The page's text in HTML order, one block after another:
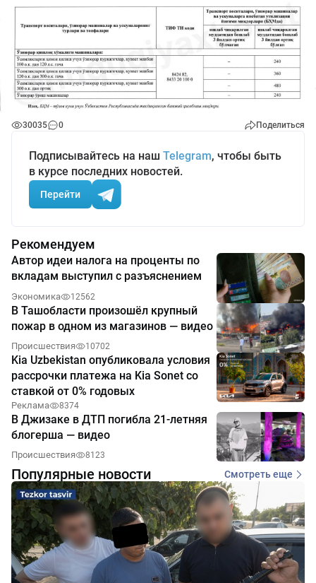
30035 0 Поделиться
Подписывайтесь на наш Telegram, чтобы быть
в курсе последних новостей.
Перейти
Рекомендуем
Автор идеи налога на проценты по
вкладам выступил с разъяснением
Экономика 12562
В Ташобласти произошёл крупный
пожар в одном из магазинов — видео
Происшествия 10702
Kia Uzbekistan опубликовала условия
рассрочки платежа на Kia Sonet со
ставкой от 0% годовых
Реклама 8374
В Джизаке в ДТП погибла 21-летняя
блогерша — видео
Происшествия 8123
Популярные новости Смотреть еще